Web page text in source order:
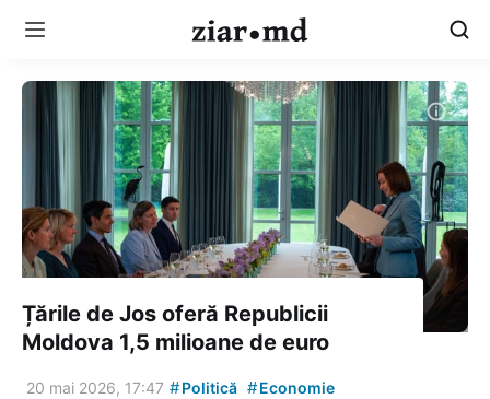
Țările de Jos oferă Republicii
Moldova 1,5 milioane de euro
20 mai 2026, 17:47 #Politică #Economie